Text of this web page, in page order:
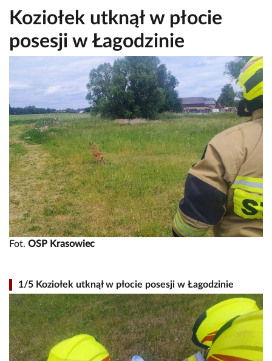
Koziołek utknął w płocie
posesji w Łagodzinie
Fot. OSP Krasowiec
1/5 Koziołek utknął w płocie posesji w Łagodzinie